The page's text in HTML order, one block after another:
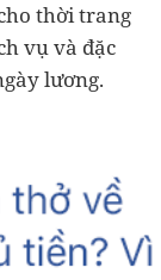
thời trang
vụ và đặc
lương.